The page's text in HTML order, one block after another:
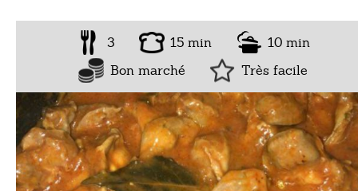
3 15 min
10 min
Bon marché
Très facile